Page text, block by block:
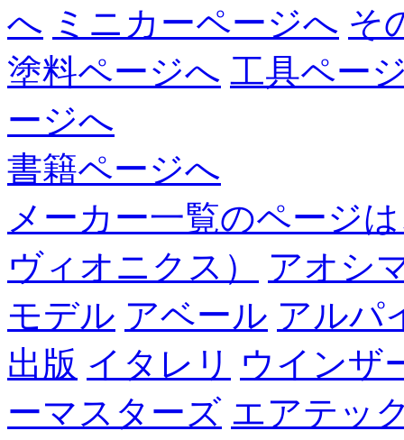
へ ミニカーページへ そ
塗料ページへ 工具ペー
ージへ
書籍ページへ
メーカー一覧のページ
ヴィオニクス）
アオシ
モデル アベール アルパ
出版 イタレリ ウインザ
ーマスターズ エアテッ